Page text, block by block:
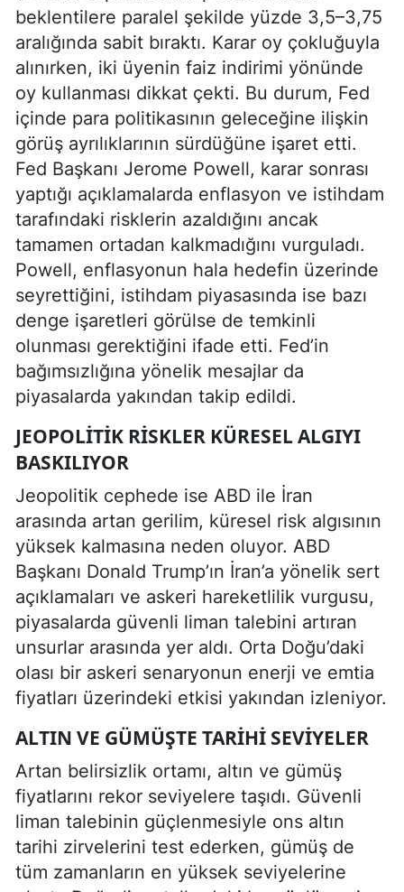
beklentilere paralel şekilde yüzde 3,5–3,75
aralığında sabit bıraktı. Karar oy çokluğuyla
alınırken, iki üyenin faiz indirimi yönünde
oy kullanması dikkat çekti. Bu durum, Fed
içinde para politikasının geleceğine ilişkin
görüş ayrılıklarının sürdüğüne işaret etti.
Fed Başkanı Jerome Powell, karar sonrası
yaptığı açıklamalarda enflasyon ve istihdam
tarafındaki risklerin azaldığını ancak
tamamen ortadan kalkmadığını vurguladı.
Powell, enflasyonun hala hedefin üzerinde
seyrettiğini, istihdam piyasasında ise bazı
denge işaretleri görülse de temkinli
olunması gerektiğini ifade etti. Fed’in
bağımsızlığına yönelik mesajlar da
piyasalarda yakından takip edildi.
JEOPOLITIK RISKLER KÜRESEL ALGIYI
BASKILIYOR
Jeopolitik cephede ise ABD ile İran
arasında artan gerilim, küresel risk algısının
yüksek kalmasına neden oluyor. ABD
Başkanı Donald Trump’ın İran’a yönelik sert
açıklamaları ve askeri hareketlilik vurgusu,
piyasalarda güvenli liman talebini artıran
unsurlar arasında yer aldı. Orta Doğu’daki
olası bir askeri senaryonun enerji ve emtia
fiyatları üzerindeki etkisi yakından izleniyor.
ALTIN VE GÜMÜŞTE TARIHI SEVIYELER
Artan belirsizlik ortamı, altın ve gümüş
fiyatlarını rekor seviyelere taşıdı. Güvenli
liman talebinin güçlenmesiyle ons altın
tarihi zirvelerini test ederken, gümüş de
tüm zamanların en yüksek seviyelerine